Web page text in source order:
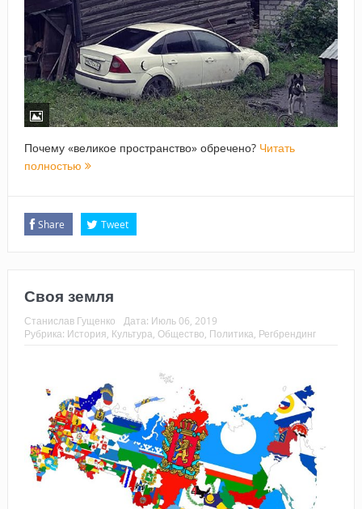
Почему «великое пространство» обречено? Читать
полностью
Share Tweet
Своя земля
Станислав Гущенко Дата: Июль 06, 2019
Рубрика: История Культура Общество Политика Регбрендинг